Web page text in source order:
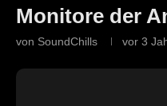
Monitore der
von SoundChills vor 3